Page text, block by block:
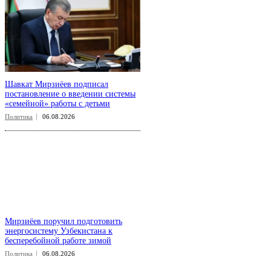
Шавкат Мирзиёев подписал
постановление о введении системы
«семейной» работы с детьми
Политика 06.08.2026
Мирзиёев поручил подготовить
энергосистему Узбекистана к
бесперебойной работе зимой
Политика 06.08.2026